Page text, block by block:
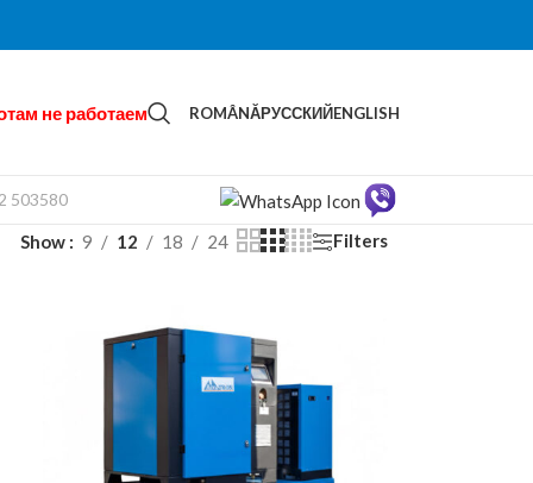
не работаем ROMÂNĂРУССКИЙENGLISH
503580
Show 9 12 18 24 Filters